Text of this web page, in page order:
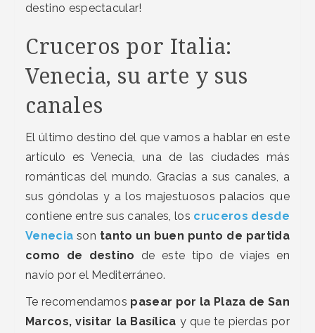
destino espectacular!
Cruceros por Italia:
Venecia, su arte y sus
canales
El último destino del que vamos a hablar en este
artículo es Venecia, una de las ciudades más
románticas del mundo. Gracias a sus canales, a
sus góndolas y a los majestuosos palacios que
contiene entre sus canales, los cruceros desde
Veneciason tanto un buen punto de partida
como de destino de este tipo de viajes en
navío por el Mediterráneo.
Te recomendamos pasear por la Plaza de San
Marcos, visitar la Basílica y que te pierdas por